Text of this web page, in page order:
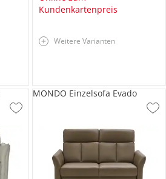
Kundenkartenpreis
Weitere Varianten
MONDO Einzelsofa Evado